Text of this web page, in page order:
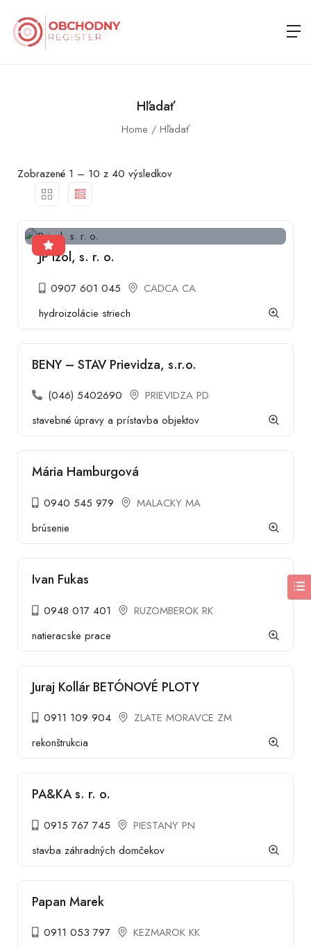
Hľadať
Home Hľadať
Zobrazené 1 – 10 z 40 výsledkov
JP izol, s. r. o.
0907 601 045
CADCA CA
hydroizolácie striech
BENY – STAV Prievidza, s.r.o.
(046) 5402690
PRIEVIDZA PD
stavebné úpravy a prístavba objektov
Mária Hamburgová
0940 545 979
MALACKY MA
brúsenie
Ivan Fukas
0948 017 401
RUZOMBEROK RK
natieracske prace
Juraj Kollár BETÓNOVÉ PLOTY
0911 109 904
ZLATE MORAVCE ZM
rekonštrukcia
PA&KA s. r. o.
0915 767 745
PIESTANY PN
stavba záhradných domčekov
Papan Marek
0911 053 797
KEZMAROK KK